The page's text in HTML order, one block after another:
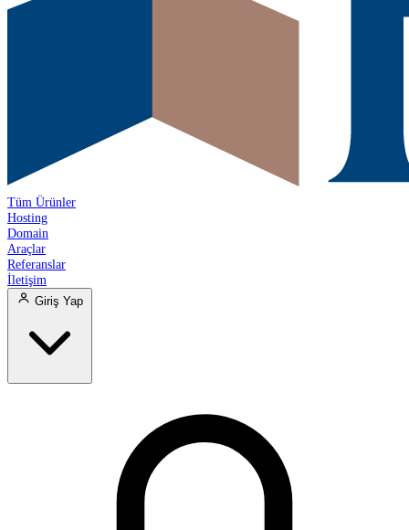
Tüm Ürünler
Hosting
Domain
Araçlar
Referanslar
İletişim
Giriş Yap